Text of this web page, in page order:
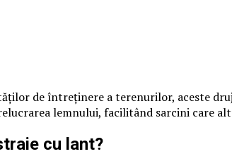
de întreținere a terenurilor, aceste
lemnului, facilitând sarcini care
cu lant?